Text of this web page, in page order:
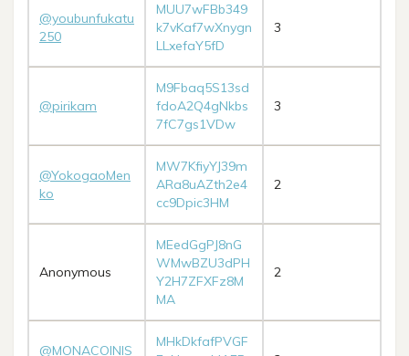
@youbunfukatu
250
MUU7wFBb349
k7vKaf7wXnygn
LLxefaY5fD
3
@pirikam
M9Fbaq5S13sd
fdoA2Q4gNkbs
7fC7gs1VDw
3
@YokogaoMen
ko
MW7KfiyYJ39m
ARa8uAZth2e4
cc9Dpic3HM
2
Anonymous
MEedGgPJ8nG
WMwBZU3dPH
Y2H7ZFXFz8M
MA
2
@MONACOINIS
MHkDkfafPVGF